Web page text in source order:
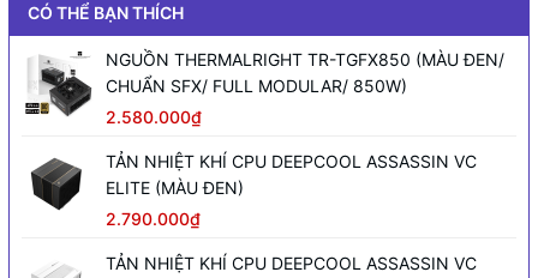
CÓ THỂ BẠN THÍCH
NGUỒN THERMALRIGHT TR-TGFX850 (MÀU ĐEN/
CHUẨN SFX/ FULL MODULAR/ 850W)
2.580.000₫
TẢN NHIỆT KHÍ CPU DEEPCOOL ASSASSIN VC
ELITE (MÀU ĐEN)
2.790.000₫
TẢN NHIỆT KHÍ CPU DEEPCOOL ASSASSIN VC